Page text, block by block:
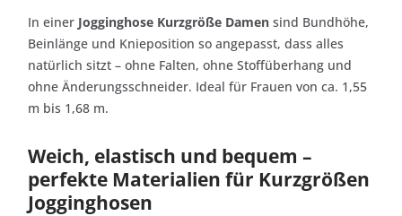
In einer Jogginghose Kurzgröße Damen sind Bundhöhe,
Beinlänge und Knieposition so angepasst, dass alles
natürlich sitzt – ohne Falten, ohne Stoffüberhang und
ohne Änderungsschneider. Ideal für Frauen von ca. 1,55
m bis 1,68 m.
Weich, elastisch und bequem –
perfekte Materialien für Kurzgrößen
Jogginghosen